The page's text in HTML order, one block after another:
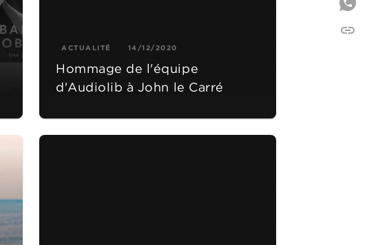
ACTUALITÉ 14/12/2020
Hommage de l'équipe
d'Audiolib à John le Carré
link